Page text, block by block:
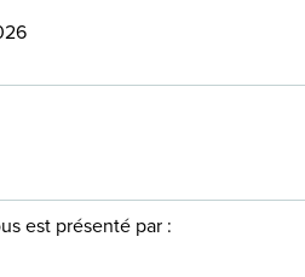
est présenté par :